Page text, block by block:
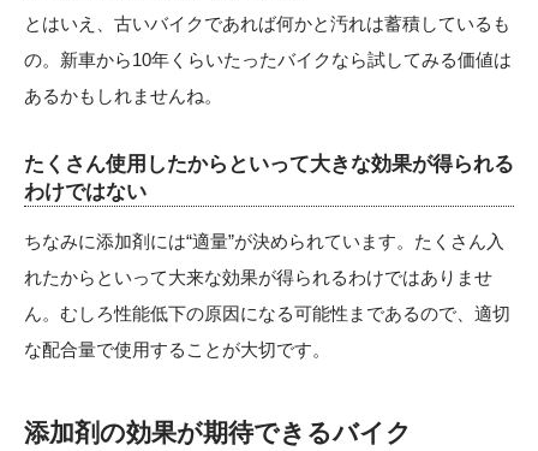
とはいえ、古いバイクであれば何かと汚れは蓄積しているも
の。新車から10年くらいたったバイクなら試してみる価値は
あるかもしれませんね。
たくさん使用したからといって大きな効果が得られる
わけではない
ちなみに添加剤には“適量”が決められています。たくさん入
れたからといって大来な効果が得られるわけではありませ
ん。むしろ性能低下の原因になる可能性まであるので、適切
な配合量で使用することが大切です。
添加剤の効果が期待できるバイク